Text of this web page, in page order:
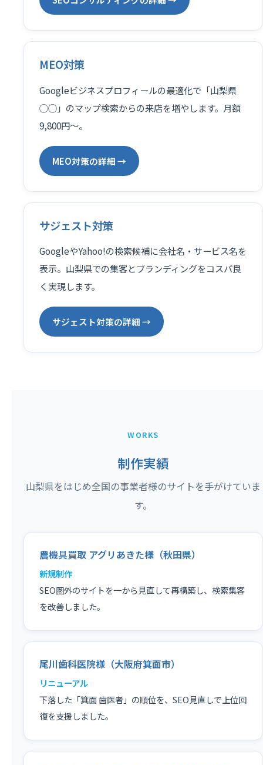
MEO対策
Googleビジネスプロフィールの最適化で「山梨県
◯◯」のマップ検索からの来店を増やします。月額
9,800円〜。
MEO対策の詳細 →
サジェスト対策
GoogleやYahoo!の検索候補に会社名・サービス名を
表示。山梨県での集客とブランディングをコスパ良
く実現します。
サジェスト対策の詳細 →
WORKS
制作実績
山梨県をはじめ全国の事業者様のサイトを手がけていま
す。
農機具買取 アグリあきた様（秋田県）
新規制作
SEO圏外のサイトを一から見直して再構築し、検索集客
を改善しました。
尾川歯科医院様（大阪府箕面市）
リニューアル
下落した「箕面 歯医者」の順位を、SEO見直しで上位回
復を支援しました。